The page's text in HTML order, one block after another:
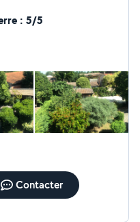
: 5/5
Contacter